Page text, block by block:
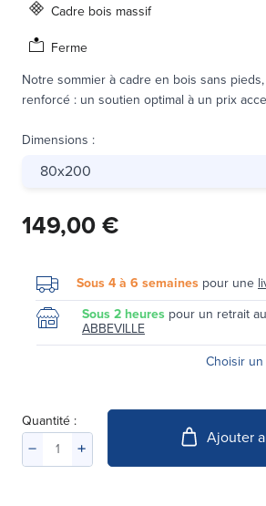
Cadre bois massif
Ferme
Notre sommier à cadre en bois sans
renforcé : un soutien optimal à un prix
Dimensions :
80x200
149,00 €
Sous 4 à 6 semaines pour une
Sous 2 heures pour un retrait
ABBEVILLE
Choisir
Quantité :
Ajouter